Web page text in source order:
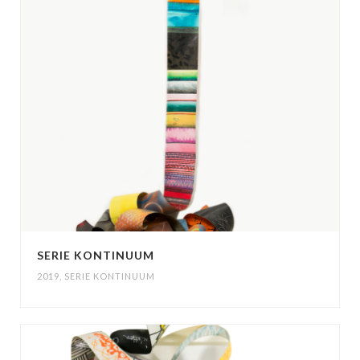
SERIE KONTINUUM
2019 SERIE KONTINUUM